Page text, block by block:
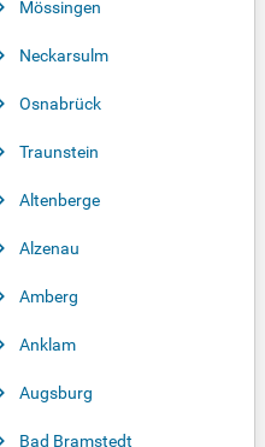
Mössingen
Neckarsulm
Osnabrück
Traunstein
Altenberge
Alzenau
Amberg
Anklam
Augsburg
Bad Bramstedt